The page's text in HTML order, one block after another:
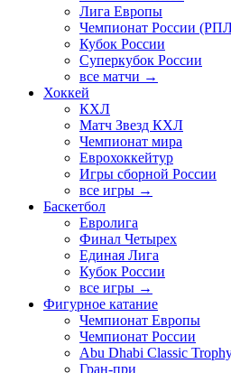
Лига Европы
Чемпионат России
Кубок России
Суперкубок России
все матчи →
Хоккей
КХЛ
Матч Звезд КХЛ
Чемпионат мира
Еврохоккейтур
Игры сборной России
все игры →
Баскетбол
Евролига
Финал Четырех
Единая Лига
Кубок России
все игры →
Фигурное катание
Чемпионат Европы
Чемпионат России
Abu Dhabi Classic
Гран-при